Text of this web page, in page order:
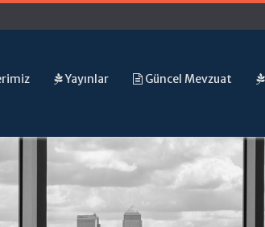
Yayınlar Güncel Mevzuat